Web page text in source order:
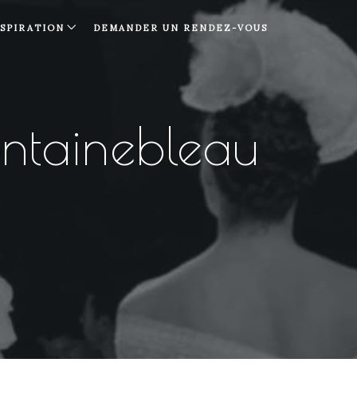
DEMANDER UN RENDEZ-VOUS